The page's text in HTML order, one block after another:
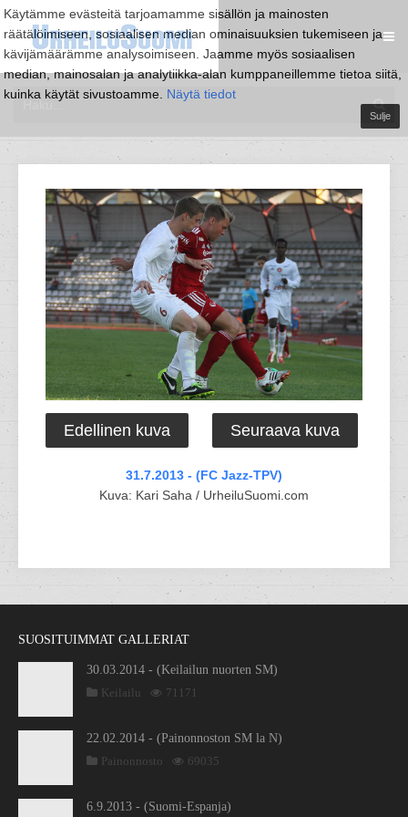
Käytämme evästeitä tarjoamamme sisällön ja mainosten
räätälöimiseen, sosiaalisen median ominaisuuksien tukemiseen ja
kävijämäärämme analysoimiseen. Jaamme myös sosiaalisen
median, mainosalan ja analytiikka-alan kumppaneillemme tietoa siitä,
kuinka käytät sivustoamme. Näytä tiedot
Sulje
Edellinen kuva Seuraava kuva
31.7.2013 - (FC Jazz-TPV)
Kuva: Kari Saha / UrheiluSuomi.com
SUOSITUIMMAT GALLERIAT
30.03.2014 - (Keilailun nuorten SM)
Keilailu
71171
22.02.2014 - (Painonnoston SM la N)
Painonnosto
69035
6.9.2013 - (Suomi-Espanja)